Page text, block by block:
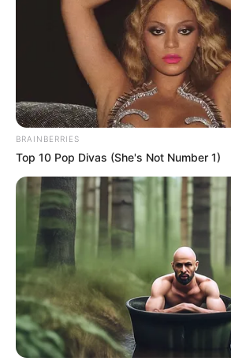
06/07/2025, 23:25 · 11:25 ΜΜ
Κοινοποίησε άρθρο
Προσθήκη τοnewstok.gr στην Google
αναζήτησης.
BRAINBERRIES
Top 10 Pop Divas (She's Not Number 1)